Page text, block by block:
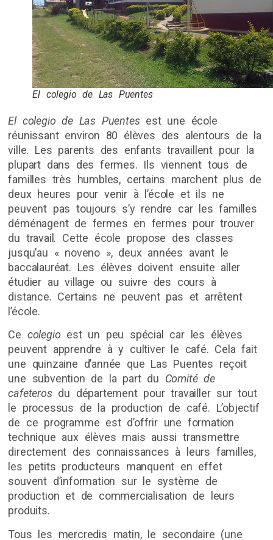
El colegio de Las Puentes
El colegio de Las Puentesest une école
réunissant environ 80 élèves des alentours de la
ville. Les parents des enfants travaillent pour la
plupart dans des fermes. Ils viennent tous de
familles très humbles, certains marchent plus de
deux heures pour venir à l’école et ils ne
peuvent pas toujours s’y rendre car les familles
déménagent de fermes en fermes pour trouver
du travail. Cette école propose des classes
jusqu’au « noveno », deux années avant le
baccalauréat. Les élèves doivent ensuite aller
étudier au village ou suivre des cours à
distance. Certains ne peuvent pas et arrêtent
l’école.
Ce colegio est un peu spécial car les élèves
peuvent apprendre à y cultiver le café. Cela fait
une quinzaine d’année que Las Puentes reçoit
une subvention de la part du Comité de
cafeterosdu département pour travailler sur tout
le processus de la production de café. L’objectif
de ce programme est d’offrir une formation
technique aux élèves mais aussi transmettre
directement des connaissances à leurs familles,
les petits producteurs manquent en effet
souvent d’information sur le système de
production et de commercialisation de leurs
produits.
Tous les mercredis matin, le secondaire (une